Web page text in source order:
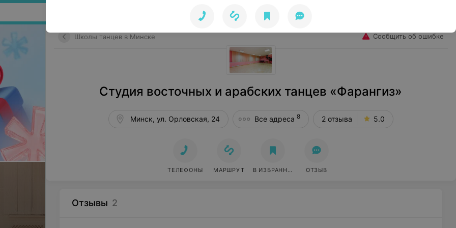
Школы танцев в Минске Сообщить об ошибке
Студия восточных и арабских танцев «Фарангиз»
Минск, ул. Орловская, 24 Все адреса 8 2 отзыва 5.0
ТЕЛЕФОНЫ МАРШРУТ В ИЗБРАННОЕ ОТЗЫВ
Отзывы 2